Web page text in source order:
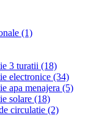
(1)
3 turatii (18)
electronice (34)
apa menajera (5)
solare (18)
circulatie (2)